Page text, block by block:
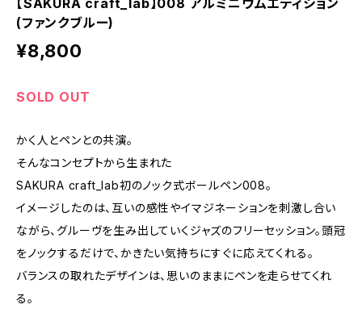
【SAKURA craft_lab】008 アルミニウムエディション
(ファンクブルー)
¥8,800
SOLD OUT
かく人とペンとの共演。
そんなコンセプトから生まれた
SAKURA craft_lab初のノック式ボールペン008。
イメージしたのは、互いの感性やイマジネーションを刺激し合い
ながら、グルーヴを生み出していくジャズのフリーセッション。頭冠
をノックするだけで、かきたい気持ちにすぐに応えてくれる。
バランスの取れたデザインは、思いのままにペンを走らせてくれ
る。